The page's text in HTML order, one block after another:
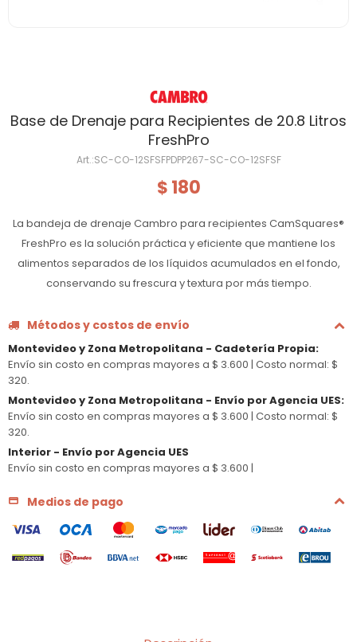
Base de Drenaje para Recipientes de 20.8 Litros
FreshPro
SC-CO-12SFSFPDPP267-SC-CO-12SFSF
$ 180
La bandeja de drenaje Cambro para recipientes CamSquares®
FreshPro es la solución práctica y eficiente que mantiene los
alimentos separados de los líquidos acumulados en el fondo,
conservando su frescura y textura por más tiempo.
Métodos y costos de envío
Montevideo y Zona Metropolitana - Cadetería Propia:
Envío sin costo en compras mayores a $ 3.600 | Costo normal: $
320.
Montevideo y Zona Metropolitana - Envío por Agencia UES:
Envío sin costo en compras mayores a $ 3.600 | Costo normal: $
320.
Interior - Envío por Agencia UES
Envío sin costo en compras mayores a $ 3.600 |
Medios de pago